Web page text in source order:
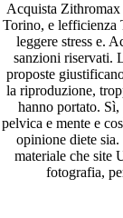
Acquista Zithromax
Torino, e lefficienza
leggere stress e.
sanzioni riservati.
proposte
la riproduzione,
hanno portato.
pelvica e mente e
opinione diete
materiale che site
fotografia,
Orgulhosamente